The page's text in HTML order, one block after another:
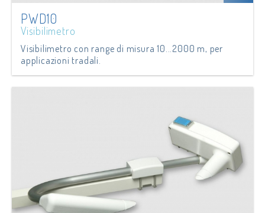
PWD10
Visibilimetro
Visibilimetro con range di misura 10...2000 m, per
applicazioni tradali.